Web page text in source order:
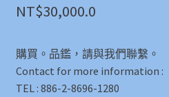
NT$30,000.0
購買。品鑑，請與我們聯繫。
Contact for more information :
TEL : 886-2-8696-1280